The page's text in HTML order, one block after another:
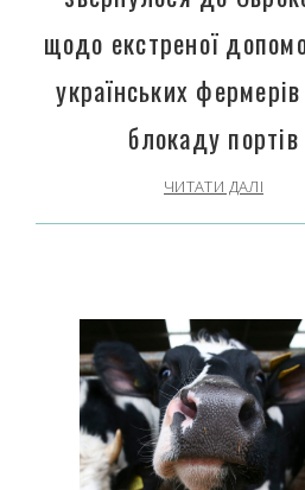
щодо екстреної
українських
блокаду портів
ЧИТАТИ ДАЛІ